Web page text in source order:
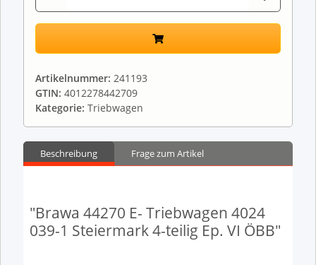
Artikelnummer: 241193
GTIN: 4012278442709
Kategorie: Triebwagen
Beschreibung Frage zum Artikel
"Brawa 44270 E- Triebwagen 4024
039-1 Steiermark 4-teilig Ep. VI ÖBB"